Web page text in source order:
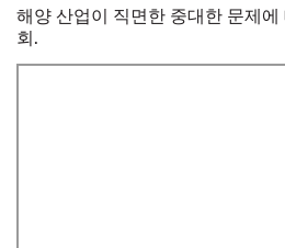
해양 산업이 직면한 중대한 문제
회.